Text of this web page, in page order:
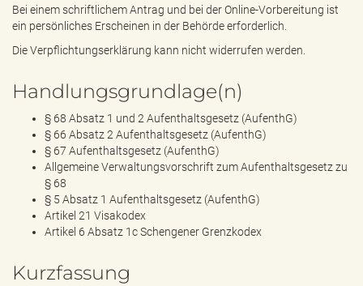
Bei einem schriftlichem Antrag und bei der Online-Vorbereitung ist
ein persönliches Erscheinen in der Behörde erforderlich.
Die Verpflichtungserklärung kann nicht widerrufen werden.
Handlungsgrundlage(n)
§ 68 Absatz 1 und 2 Aufenthaltsgesetz (AufenthG)
§ 66 Absatz 2 Aufenthaltsgesetz (AufenthG)
§ 67 Aufenthaltsgesetz (AufenthG)
Allgemeine Verwaltungsvorschrift zum Aufenthaltsgesetz zu
§ 68
§ 5 Absatz 1 Aufenthaltsgesetz (AufenthG)
Artikel 21 Visakodex
Artikel 6 Absatz 1c Schengener Grenzkodex
Kurzfassung